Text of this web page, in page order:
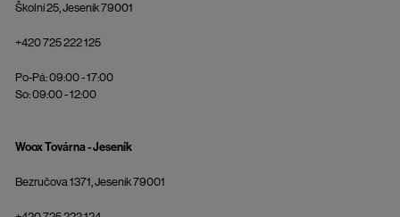
Školní 25, Jeseník 79001
+420 725 222 125
Po-Pá: 09:00 - 17:00
So: 09:00 - 12:00
Woox Továrna - Jeseník
Bezručova 1371, Jeseník 79001